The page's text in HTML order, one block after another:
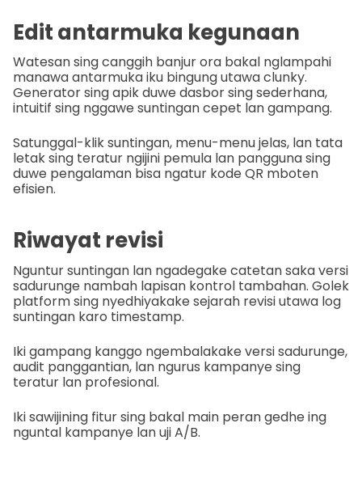
Edit antarmuka kegunaan
Watesan sing canggih banjur ora bakal nglampahi
manawa antarmuka iku bingung utawa clunky.
Generator sing apik duwe dasbor sing sederhana,
intuitif sing nggawe suntingan cepet lan gampang.
Satunggal-klik suntingan, menu-menu jelas, lan tata
letak sing teratur ngijini pemula lan pangguna sing
duwe pengalaman bisa ngatur kode QR mboten
efisien.
Riwayat revisi
Nguntur suntingan lan ngadegake catetan saka versi
sadurunge nambah lapisan kontrol tambahan. Golek
platform sing nyedhiyakake sejarah revisi utawa log
suntingan karo timestamp.
Iki gampang kanggo ngembalakake versi sadurunge,
audit panggantian, lan ngurus kampanye sing
teratur lan profesional.
Iki sawijining fitur sing bakal main peran gedhe ing
nguntal kampanye lan uji A/B.